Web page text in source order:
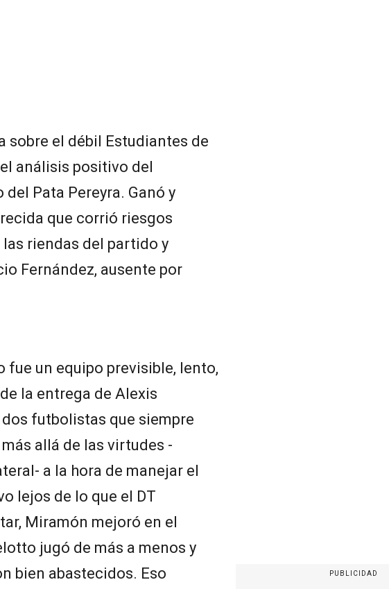
sobre el débil Estudiantes de
análisis positivo del
Pata Pereyra. Ganó y
que corrió riesgos
riendas del partido y
Fernández, ausente por
fue un equipo previsible, lento,
la entrega de Alexis
futbolistas que siempre
allá de las virtudes -
a la hora de manejar el
lejos de lo que el DT
Miramón mejoró en el
jugó de más a menos y
bien abastecidos. Eso
PUBLICIDAD